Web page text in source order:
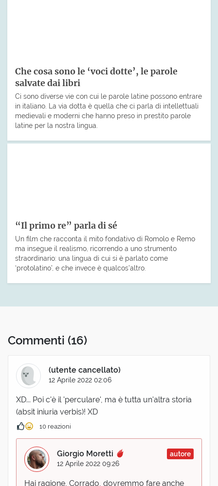
Che cosa sono le ‘voci dotte’, le parole
salvate dai libri
Ci sono diverse vie con cui le parole latine possono entrare
in italiano. La via dotta è quella che ci parla di intellettuali
medievali e moderni che hanno preso in prestito parole
latine per la nostra lingua.
“Il primo re” parla di sé
Un film che racconta il mito fondativo di Romolo e Remo
ma insegue il realismo, ricorrendo a uno strumento
straordinario: una lingua di cui si è parlato come
‘protolatino’, e che invece è qualcos’altro.
Commenti (16)
(utente cancellato)
12 Aprile 2022 02:06
XD... Poi c'è il 'perculare', ma è tutta un'altra storia
(absit iniuria verbis)! XD
10 reazioni
Giorgio Moretti
autore
12 Aprile 2022 09:26
Hai ragione, Corrado, dovremmo fare anche